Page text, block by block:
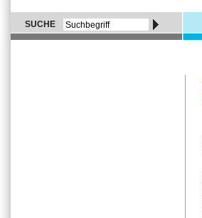
SUCHE